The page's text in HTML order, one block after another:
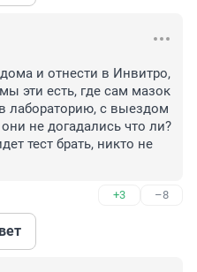
и отнести в Инвитро,
эти есть, где сам мазок
лабораторию, с выездом
не догадались что ли?
тест брать, никто не
+3 –8